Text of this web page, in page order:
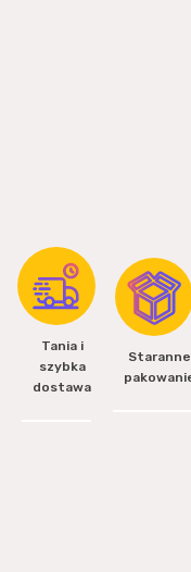
Tania i
szybka
dostawa
Staranne